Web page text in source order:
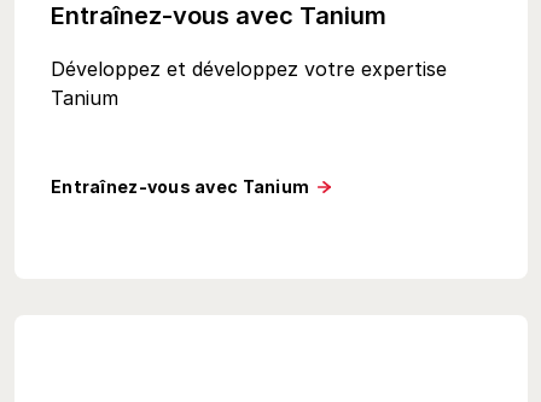
Entraînez-vous avec Tanium
Développez et développez votre expertise
Tanium
Entraînez-vous avec Tanium